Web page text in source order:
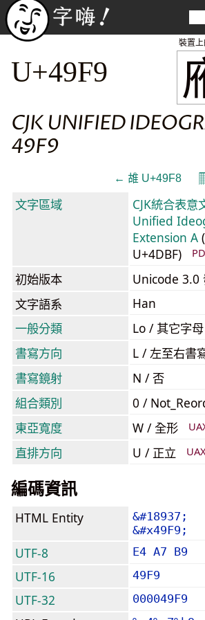
裝置
U+49F9
CJK UNIFIED
49F9
← 䧸 U+49F8
文字區域
CJK統合表意
Unified
Extension A
U+4DBF)
初始版本
Unicode 3.0
文字語系
Han
一般分類
Lo / 其它字
書寫方向
L / 左至右書
書寫鏡射
N / 否
組合類別
0 /
東亞寬度
W / 全形
直排方向 U / 正立
編碼資訊
HTML Entity
&#18937;
&#x49F9;
UTF-8 E4 A7 B9
UTF-16 49F9
UTF-32 000049F9